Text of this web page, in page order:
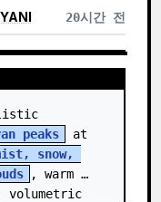
20시간 전
peaks
at
snow,
, warm
volumetric